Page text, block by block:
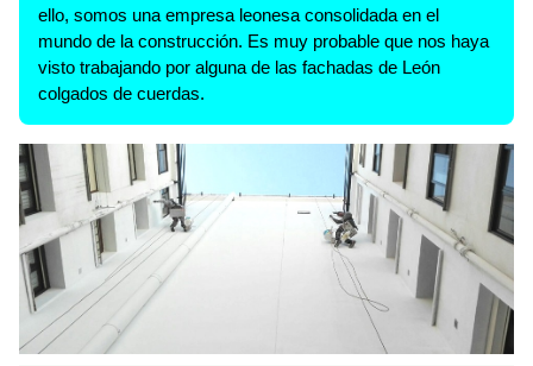
ello, somos una empresa leonesa consolidada en el
mundo de la construcción. Es muy probable que nos haya
visto trabajando por alguna de las fachadas de León
colgados de cuerdas.